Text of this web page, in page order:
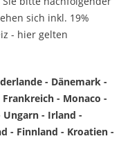
sich inkl. 19%
- hier gelten
- Dänemark -
- Monaco -
Ungarn - Irland -
- Finnland - Kroatien -